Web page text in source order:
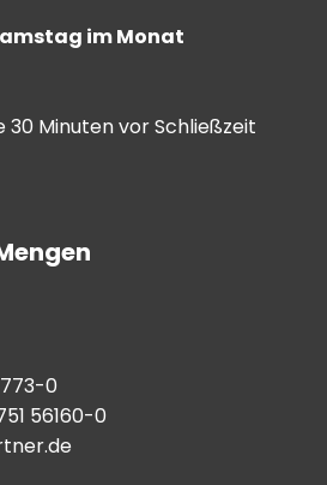
im Monat
30 Minuten vor Schließzeit
0
56160-0